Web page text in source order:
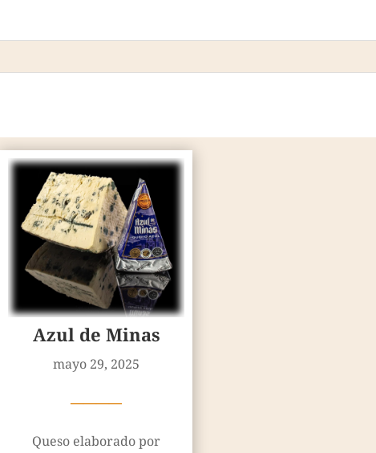
Azul de Minas
mayo 29, 2025
————
Queso elaborado por